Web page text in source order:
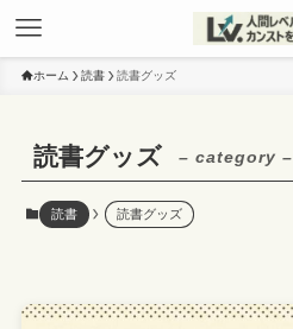
ホーム 読書 読書グッズ
読書グッズ – category –
読書 読書グッズ